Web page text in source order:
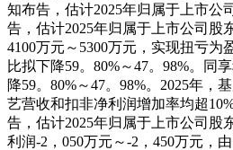
知布告，估计2025年归属于上市公
告，估计2025年归属于上市公司股
4100万元～5300万元，实现扭亏为
比拟下降59。80%～47。98%。同
降59。80%～47。98%。2025年，
艺营收和扣非净利润增加率均超
告，估计2025年归属于上市公司股
利润-2，050万元～-2，450万元，